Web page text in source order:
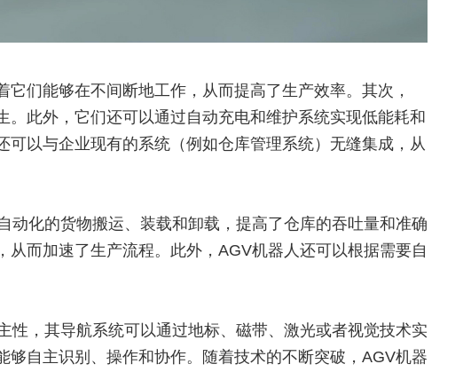
们能够在不间断地工作，从而提高了生产效率。其次，
此外，它们还可以通过自动充电和维护系统实现低能耗和
以与企业现有的系统（例如仓库管理系统）无缝集成，从
化的货物搬运、装载和卸载，提高了仓库的吞吐量和准确
而加速了生产流程。此外，AGV机器人还可以根据需要自
，其导航系统可以通过地标、磁带、激光或者视觉技术实
自主识别、操作和协作。随着技术的不断突破，AGV机器